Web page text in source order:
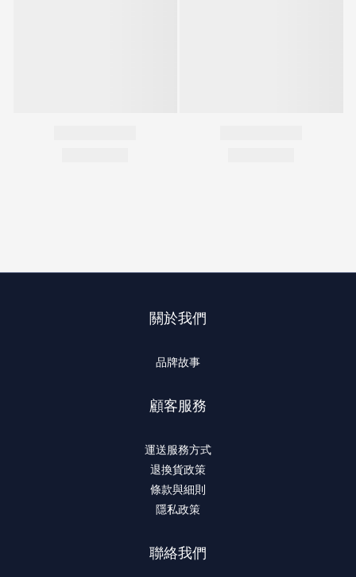
關於我們
品牌故事
顧客服務
運送服務方式
退換貨政策
條款與細則
隱私政策
聯絡我們